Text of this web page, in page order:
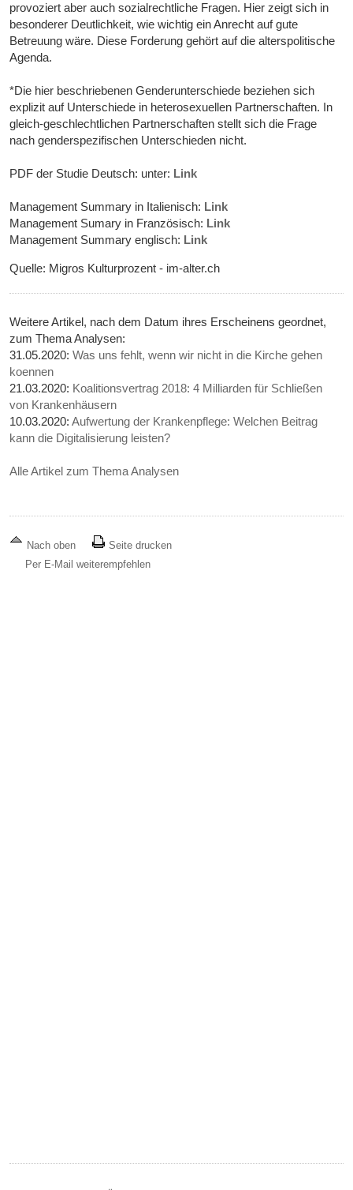
provoziert aber auch sozialrechtliche Fragen. Hier zeigt sich in
besonderer Deutlichkeit, wie wichtig ein Anrecht auf gute
Betreuung wäre. Diese Forderung gehört auf die alterspolitische
Agenda.
*Die hier beschriebenen Genderunterschiede beziehen sich
explizit auf Unterschiede in heterosexuellen Partnerschaften. In
gleich-geschlechtlichen Partnerschaften stellt sich die Frage
nach genderspezifischen Unterschieden nicht.
PDF der Studie Deutsch: unter: Link
Management Summary in Italienisch: Link
Management Sumary in Französisch: Link
Management Summary englisch: Link
Quelle: Migros Kulturprozent - im-alter.ch
Weitere Artikel, nach dem Datum ihres Erscheinens geordnet,
zum Thema Analysen:
31.05.2020:Was uns fehlt, wenn wir nicht in die Kirche gehen
koennen
21.03.2020: Koalitionsvertrag 2018: 4 Milliarden für Schließen
von Krankenhäusern
10.03.2020:Aufwertung der Krankenpflege: Welchen Beitrag
kann die Digitalisierung leisten?
Alle Artikel zum Thema Analysen
Nach oben
Seite drucken
Per E-Mail weiterempfehlen